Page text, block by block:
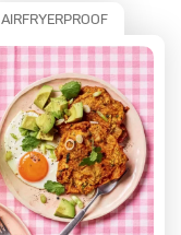
AIRFRYERPROOF